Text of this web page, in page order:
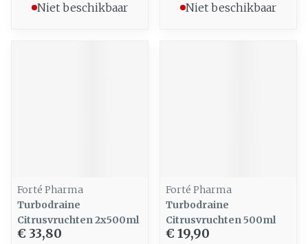
Niet beschikbaar Niet beschikbaar
Forté Pharma
Turbodraine
Citrusvruchten 2x500ml
€ 33,80
Forté Pharma
Turbodraine
Citrusvruchten 500ml
€ 19,90